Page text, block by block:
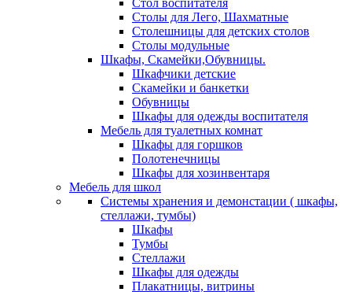
Столы для Лего, Шахматные
Столешницы для детских столов
Столы модульные
Шкафы, Скамейки,Обувницы.
Шкафчики детские
Скамейки и банкетки
Обувницы
Шкафы для одежды воспитателя
Мебель для туалетных комнат
Шкафы для горшков
Полотенечницы
Шкафы для хозинвентаря
Мебель для школ
Системы хранения и демонстации ( шкафы,
стеллажи, тумбы)
Шкафы
Тумбы
Стеллажи
Шкафы для одежды
Плакатницы, витрины